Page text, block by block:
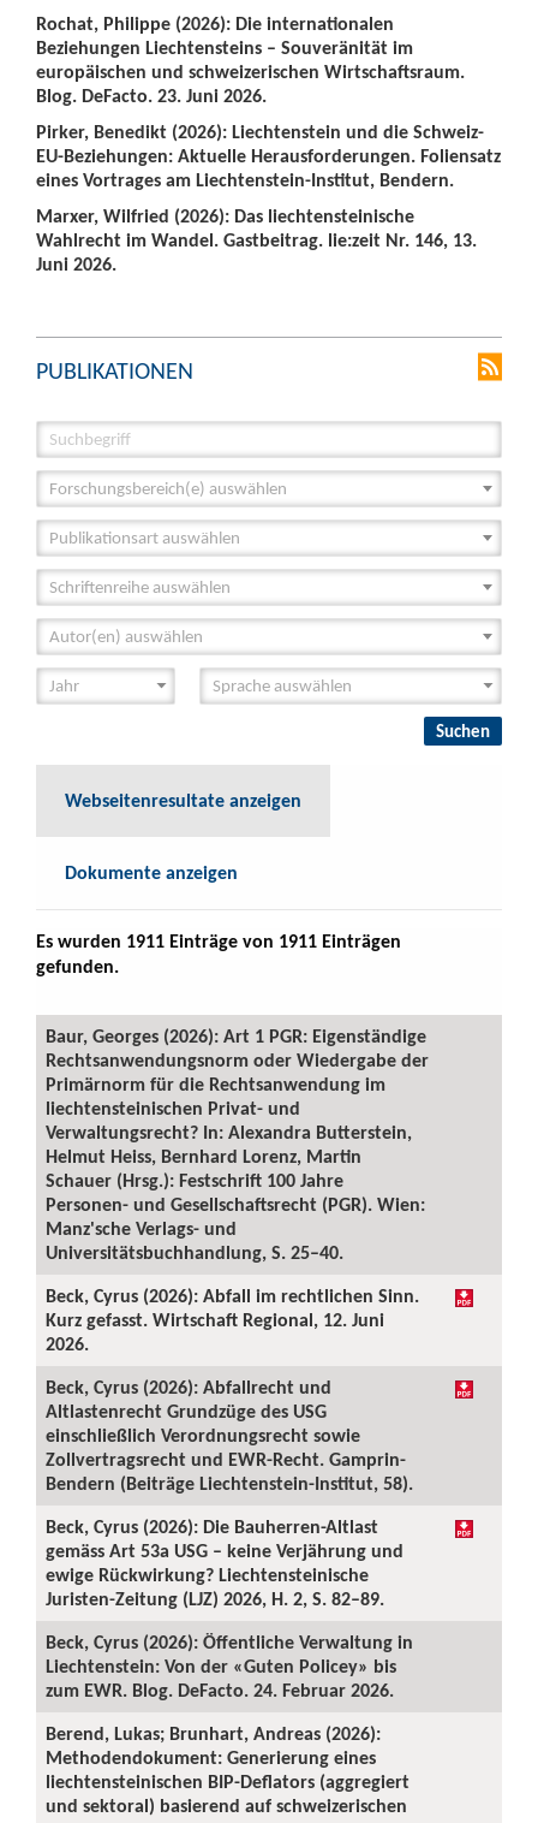
Rochat, Philippe (2026): Die internationalen
Beziehungen Liechtensteins – Souveränität im
europäischen und schweizerischen Wirtschaftsraum.
Blog. DeFacto. 23. Juni 2026.
Pirker, Benedikt (2026): Liechtenstein und die Schweiz-
EU-Beziehungen: Aktuelle Herausforderungen. Foliensatz
eines Vortrages am Liechtenstein-Institut, Bendern.
Marxer, Wilfried (2026): Das liechtensteinische
Wahlrecht im Wandel. Gastbeitrag. lie:zeit Nr. 146, 13.
Juni 2026.
PUBLIKATIONEN
Forschungsbereich(e) auswählen
Publikationsart auswählen
Schriftenreihe auswählen
Autor(en) auswählen
Webseitenresultate anzeigen
Dokumente anzeigen
Es wurden 1911 Einträge von 1911 Einträgen
gefunden.
Baur, Georges (2026): Art 1 PGR: Eigenständige
Rechtsanwendungsnorm oder Wiedergabe der
Primärnorm für die Rechtsanwendung im
liechtensteinischen Privat- und
Verwaltungsrecht? In: Alexandra Butterstein,
Helmut Heiss, Bernhard Lorenz, Martin
Schauer (Hrsg.): Festschrift 100 Jahre
Personen- und Gesellschaftsrecht (PGR). Wien:
Manz'sche Verlags- und
Universitätsbuchhandlung, S. 25–40.
Beck, Cyrus (2026): Abfall im rechtlichen Sinn.
Kurz gefasst. Wirtschaft Regional, 12. Juni
2026.
Beck, Cyrus (2026): Abfallrecht und
Altlastenrecht Grundzüge des USG
einschließlich Verordnungsrecht sowie
Zollvertragsrecht und EWR-Recht. Gamprin-
Bendern (Beiträge Liechtenstein-Institut, 58).
Beck, Cyrus (2026): Die Bauherren-Altlast
gemäss Art 53a USG – keine Verjährung und
ewige Rückwirkung? Liechtensteinische
Juristen-Zeitung (LJZ) 2026, H. 2, S. 82–89.
Beck, Cyrus (2026): Öffentliche Verwaltung in
Liechtenstein: Von der «Guten Policey» bis
zum EWR. Blog. DeFacto. 24. Februar 2026.
Berend, Lukas; Brunhart, Andreas (2026):
Methodendokument: Generierung eines
liechtensteinischen BIP-Deflators (aggregiert
und sektoral) basierend auf schweizerischen